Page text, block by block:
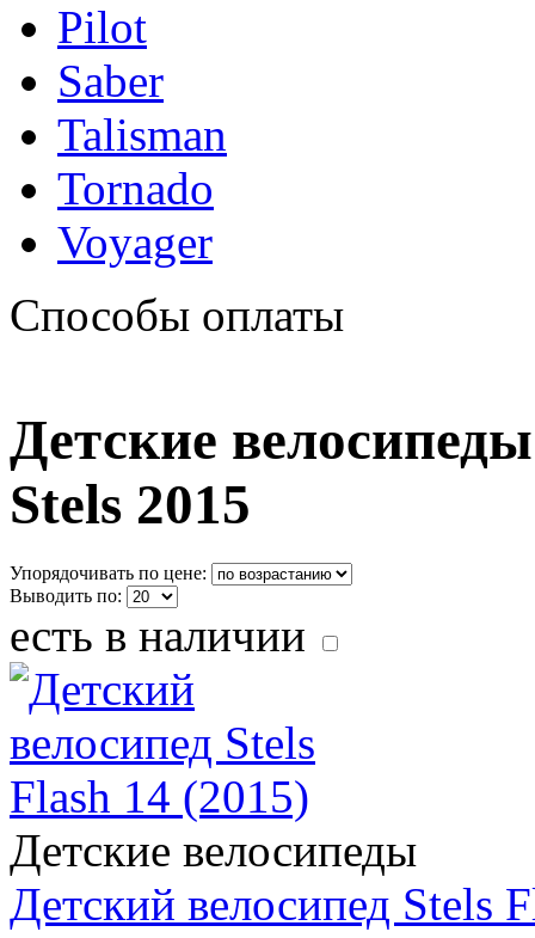
Pilot
Saber
Talisman
Tornado
Voyager
Способы оплаты
Детские
Stels 2015
Упорядочивать по цене:
Выводить по:
есть в наличии
Детские велосипеды
Детский велосипед Stels